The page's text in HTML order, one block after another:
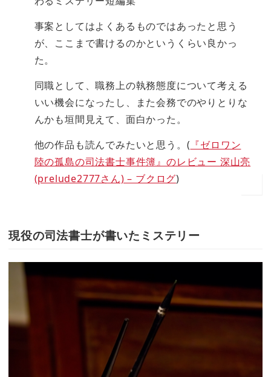
事案としてはよくあるものではあったと思う
が、ここまで書けるのかというくらい良かっ
た。
同職として、職務上の執務態度について考える
いい機会になったし、また会務でのやりとりな
んかも垣間見えて、面白かった。
他の作品も読んでみたいと思う。( 『ゼロワン
陸の孤島の司法書士事件簿』のレビュー 深山亮
(prelude2777さん) – ブクログ)
現役の司法書士が書いたミステリー